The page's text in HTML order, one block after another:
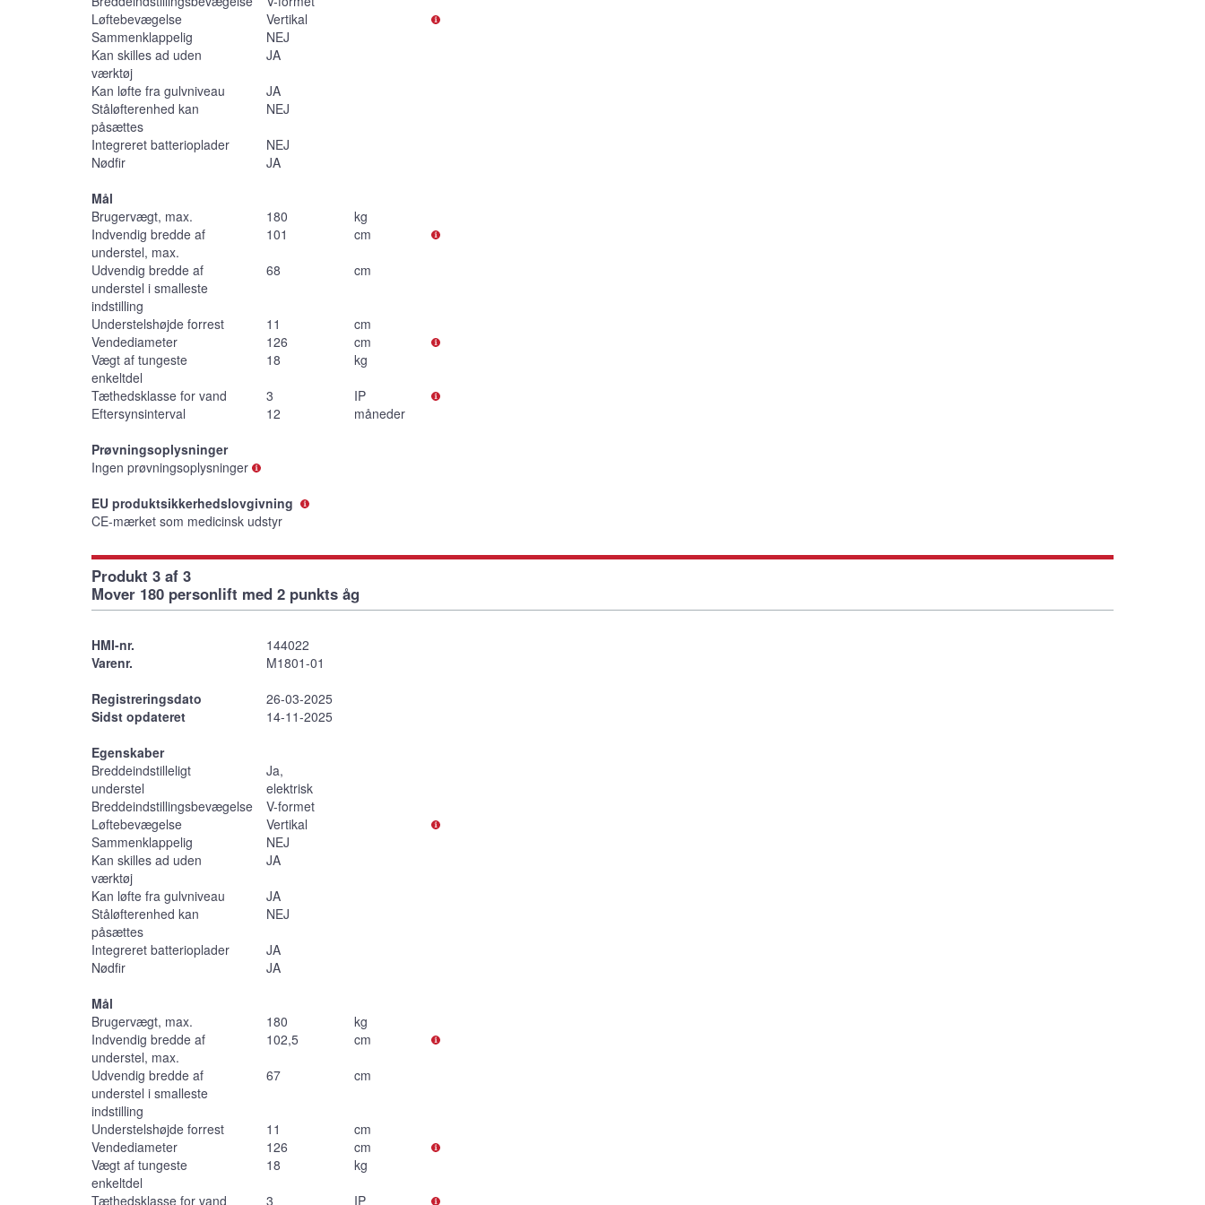
Løftebevægelse
Vertikal
Sammenklappelig
NEJ
Kan skilles ad uden
værktøj
JA
Kan løfte fra gulvniveau
JA
Ståløfterenhed kan
påsættes
NEJ
Integreret batterioplader
NEJ
Nødfir
JA
Mål
Brugervægt, max.
180
kg
Indvendig bredde af
understel, max.
101
cm
Udvendig bredde af
understel i smalleste
indstilling
68 cm
Understelshøjde forrest 11
cm
Vendediameter
126
cm
Vægt af tungeste
enkeltdel
18
kg
Tæthedsklasse for vand
3
IP
Eftersynsinterval
12
måneder
Prøvningsoplysninger
Ingen prøvningsoplysninger
EU produktsikkerhedslovgivning
CE-mærket som medicinsk udstyr
Produkt 3 af 3
Mover 180 personlift med 2 punkts åg
HMI-nr.
144022
Varenr.
M1801-01
Registreringsdato
26-03-2025
Sidst opdateret
14-11-2025
Egenskaber
Breddeindstilleligt
understel
Ja,
elektrisk
Breddeindstillingsbevægelse
V-formet
Løftebevægelse
Vertikal
Sammenklappelig
NEJ
Kan skilles ad uden
værktøj
JA
Kan løfte fra gulvniveau
JA
Ståløfterenhed kan
påsættes
NEJ
Integreret batterioplader
JA
Nødfir
JA
Mål
Brugervægt, max.
180
kg
Indvendig bredde af
understel, max.
102,5
cm
Udvendig bredde af
understel i smalleste
indstilling
67 cm
Understelshøjde forrest 11
cm
Vendediameter
126
cm
Vægt af tungeste
enkeltdel
18
kg
Tæthedsklasse for vand
3 IP